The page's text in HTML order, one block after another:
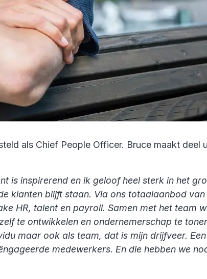
als Chief People Officer. Bruce maakt deel
is inspirerend en ik geloof heel sterk in het
klanten blijft staan. Via ons totaalaanbod
HR, talent en payroll. Samen met het team
te ontwikkelen en ondernemerschap te
maar ook als team, dat is mijn drijfveer.
medewerkers. En die hebben we